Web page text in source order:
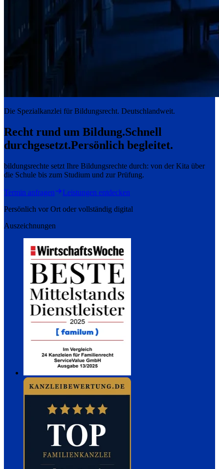
Die Spezialkanzlei für Bildungsrecht. Deutschlandweit.
Recht rund um Bildung.Schnell
durchgesetzt.Persönlich begleitet.
bildungsrechte setzt Ihre Bildungsrechte durch: von der Kita über
die Schule bis zum Studium und zur Prüfung.
Termin anfragen
Leistungen entdecken
Persönlich vor Ort oder vollständig digital
Auszeichnungen